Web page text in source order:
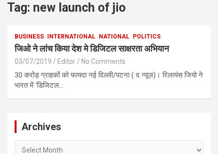
Tag: new launch of jio
BUSINESS INTERNATIONAL NATIONAL POLITICS
जिओ ने लांच किया देश मे डिजिटल साक्षरता अभियान
03/07/2019 Editor No Comments
30 करोड़ ग्राहकों को फायदा नई दिल्ली/पटना ( द न्यूज़)। रिलायंस जियो ने
भारत में ‘डिजिटल…
Archives